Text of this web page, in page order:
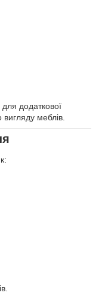
додаткової
вигляду меблів.